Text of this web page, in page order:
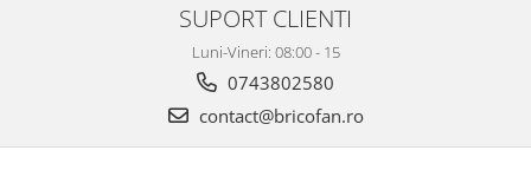
SUPORT CLIENTI
Luni-Vineri: 08:00 - 15
0743802580
contact@bricofan.ro